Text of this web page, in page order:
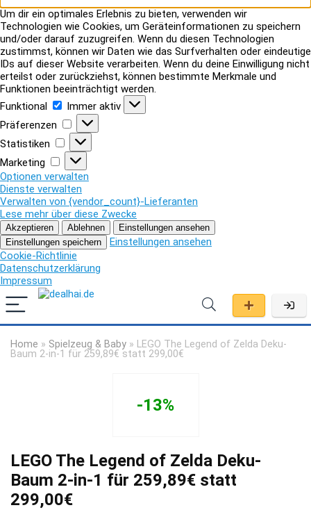
Um dir ein optimales Erlebnis zu bieten, verwenden wir
Technologien wie Cookies, um Geräteinformationen zu speichern
und/oder darauf zuzugreifen. Wenn du diesen Technologien
zustimmst, können wir Daten wie das Surfverhalten oder eindeutige
IDs auf dieser Website verarbeiten. Wenn du deine Einwilligung nicht
erteilst oder zurückziehst, können bestimmte Merkmale und
Funktionen beeinträchtigt werden.
Funktional
Funktional
Immer aktiv
Präferenzen
Präferenzen
Statistiken
Statistiken
Marketing
Marketing
Optionen verwalten
Dienste verwalten
Verwalten von {vendor_count}-Lieferanten
Lese mehr über diese Zwecke
Akzeptieren Ablehnen
Einstellungen ansehen
Einstellungen speichern
Einstellungen ansehen
Cookie-Richtlinie
Datenschutzerklärung
Impressum
Home » Spielzeug & Baby » LEGO The Legend of Zelda Deku-
Baum 2-in-1 für 259,89€ statt 299,00€
-13%
LEGO The Legend of Zelda Deku-
Baum 2-in-1 für 259,89€ statt
299,00€